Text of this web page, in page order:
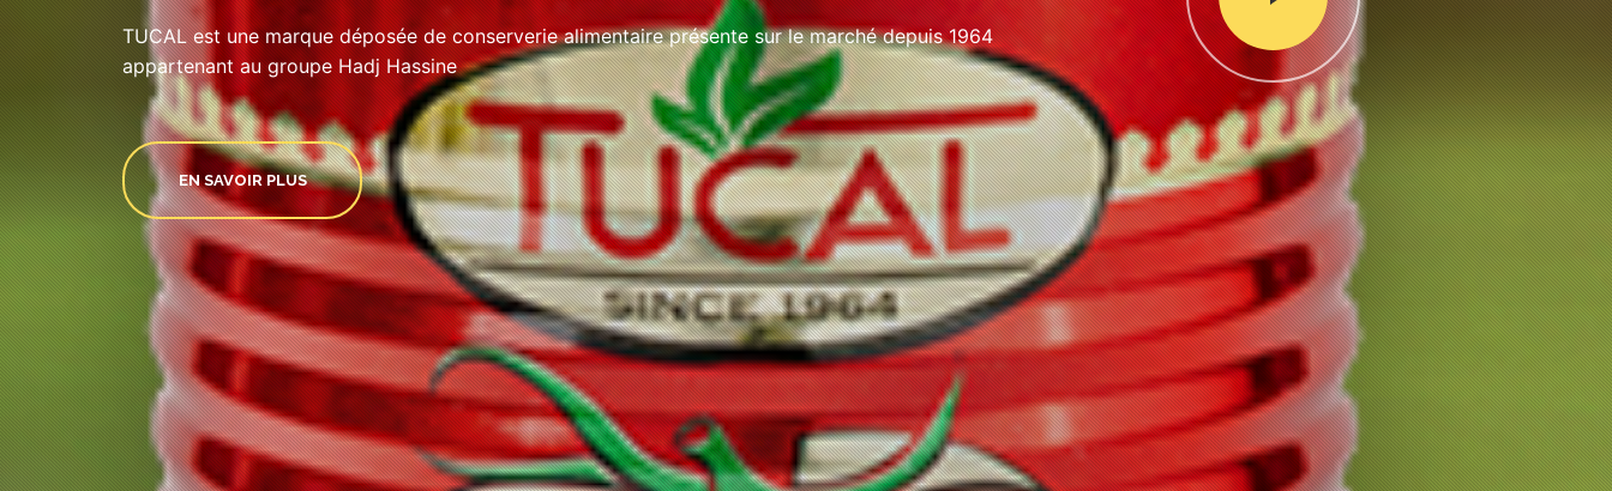
TUCAL est une marque déposée de conserverie alimentaire présente sur le marché depuis 1964
appartenant au groupe Hadj Hassine
EN SAVOIR PLUS